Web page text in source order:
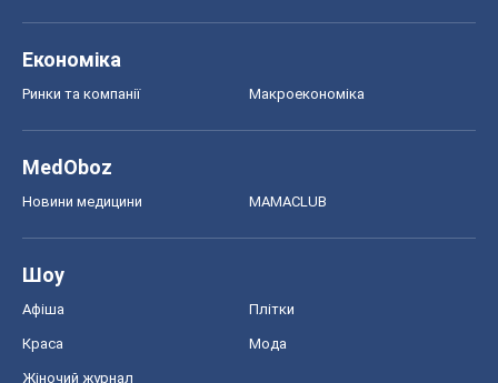
Економіка
Ринки та компанії Макроекономіка
MedOboz
Новини медицини MAMACLUB
Шоу
Афіша Плітки
Краса Мода
Жіночий журнал